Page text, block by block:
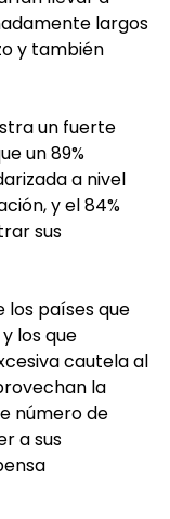
largos
y también
un fuerte
un 89%
a nivel
y el 84%
sus
los países que
los que
cautela al
la
número de
a sus